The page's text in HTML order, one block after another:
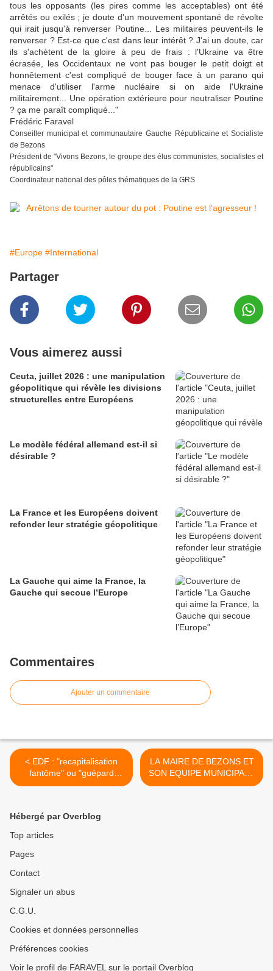
tous les opposants (les pires comme les acceptables) ont été
arrêtés ou exilés ; je doute d'un mouvement spontané de révolte
qui irait jusqu'à renverser Poutine... Les militaires peuvent-ils le
renverser ? Est-ce que c'est dans leur intérêt ? J'ai un doute, car
ils s'achètent de la gloire à peu de frais : l'Ukraine va être
écrasée, les Occidentaux ne vont pas bouger le petit doigt et
honnêtement c'est compliqué de bouger face à un parano qui
menace d'utiliser l'arme nucléaire si on aide l'Ukraine
militairement... Une opération extérieure pour neutraliser Poutine
? ça me paraît compliqué..."
Frédéric Faravel
Conseiller municipal et communautaire Gauche Républicaine et Socialiste
de Bezons
Président de "Vivons Bezons, le groupe des élus communistes, socialistes et
républicains"
Coordinateur national des pôles thématiques de la GRS
#Europe #International
Partager
Vous aimerez aussi
Ceuta, juillet 2026 : une manipulation
géopolitique qui révèle les divisions
structurelles entre Européens
Le modèle fédéral allemand est-il si
désirable ?
La France et les Européens doivent
refonder leur stratégie géopolitique
La Gauche qui aime la France, la
Gauche qui secoue l’Europe
Commentaires
Ajouter un commentaire
< EDF : "recapitalisation
fantôme" ou "guépard
énergétique"
LA MAIRE DE BEZONS ET
SON EQUIPE MUNICIPALE
SONT CONDAMNÉS PAR
Hébergé par Overblog
Top articles
Pages
Contact
Signaler un abus
C.G.U.
Cookies et données personnelles
Préférences cookies
Voir le profil de FARAVEL sur le portail Overblog